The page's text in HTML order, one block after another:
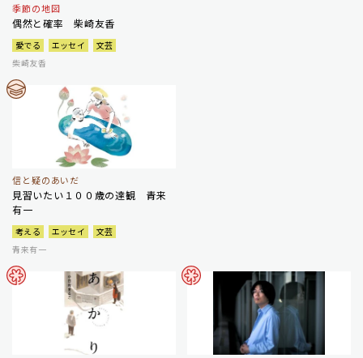
季節の地図
偶然と確率 柴崎友香
愛でる エッセイ
文芸
柴崎友香
信と疑のあいだ
見習いたい１００歳の達観 青来
有一
考える エッセイ
文芸
青来有一